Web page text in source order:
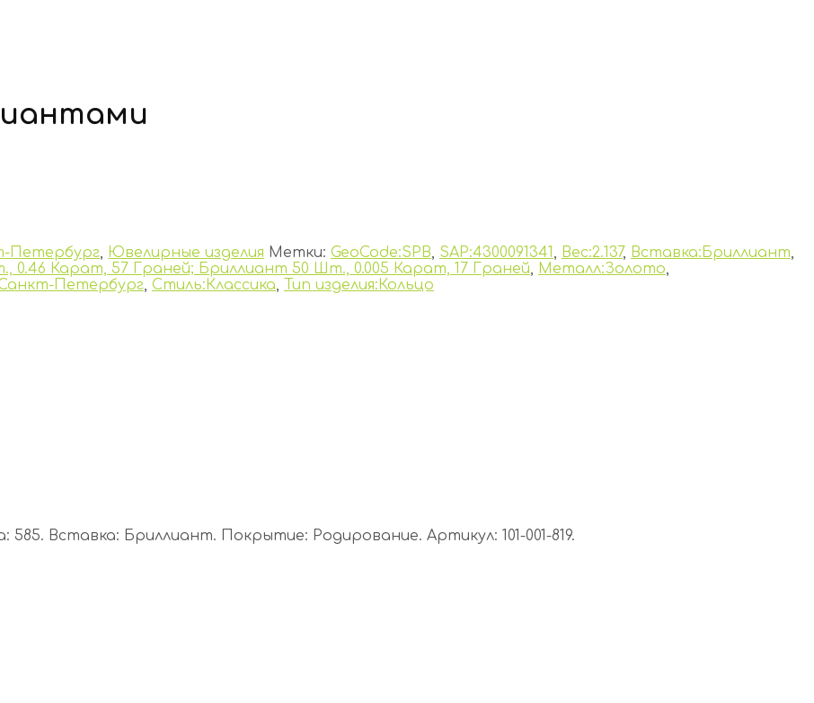
Петербург, Ювелирные изделия Метки: GeoCode:SPB, SAP:4300091341, Вес:2.137, Вставка:Бриллиант,
0.46 Карат, 57 Граней; Бриллиант 50 Шт., 0.005 Карат, 17 Граней, Металл:Золото,
Петербург, Стиль:Классика, Тип изделия:Кольцо
Вставка: Бриллиант. Покрытие: Родирование. Артикул: 101-001-819.